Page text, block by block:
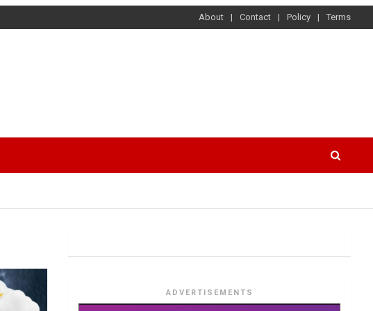
About Contact Policy Terms
ADVERTISEMENTS